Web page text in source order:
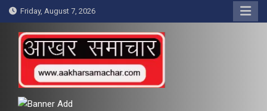
Skip
to
content
Friday, August 7, 2026
आखर समाचार